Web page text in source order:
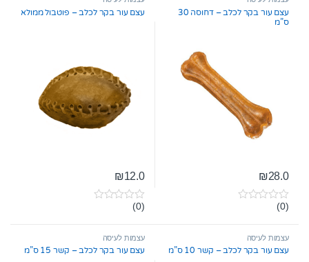
f
5
f
עצם עור בקר לכלב – דחוסה 30
ס”מ
₪28.0
0
t
o
f
(0)
עצם עור בקר לכלב – פוטבול ממולא
₪12.0
0
t
o
f
(0)
עצמות לעיסה
עצם עור בקר לכלב – קשר 10 ס”מ
עצמות לעיסה
עצם עור בקר לכלב – קשר 15 ס”מ